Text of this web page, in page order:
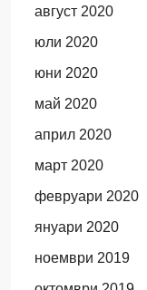
август 2020
юли 2020
юни 2020
май 2020
април 2020
март 2020
февруари 2020
януари 2020
ноември 2019